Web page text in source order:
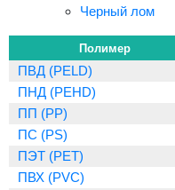
Черный лом
Полимер
ПВД (PELD)
ПНД (PEHD)
ПП (PP)
ПС (PS)
ПЭТ (PET)
ПВХ (PVC)